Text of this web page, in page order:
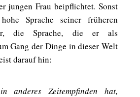
jungen Frau beipflichtet. Sonst
Sprache seiner früheren
die Sprache, die er als
Gang der Dinge in dieser Welt
darauf hin:
anderes Zeitempfinden hat,